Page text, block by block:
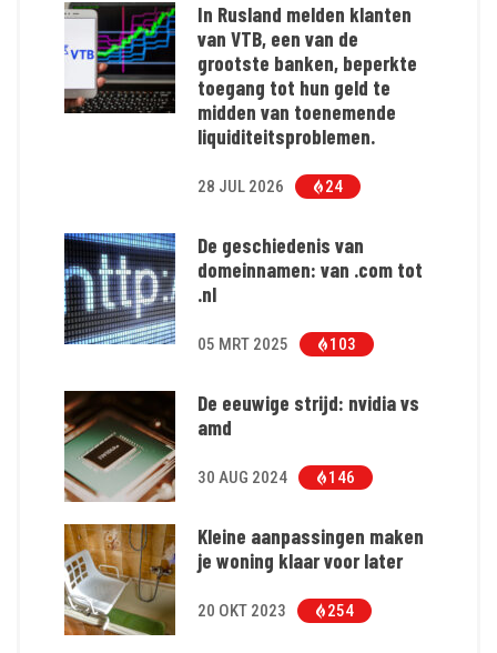
In Rusland melden klanten
van VTB, een van de
grootste banken, beperkte
toegang tot hun geld te
midden van toenemende
liquiditeitsproblemen.
28 JUL 2026 24
De geschiedenis van
domeinnamen: van .com tot
.nl
05 MRT 2025 103
De eeuwige strijd: nvidia vs
amd
30 AUG 2024 146
Kleine aanpassingen maken
je woning klaar voor later
20 OKT 2023 254